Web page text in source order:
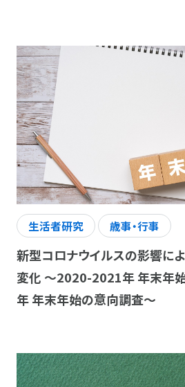
生活者研究 歳事・行事
新型コロナウイルスの影響に
変化 ～2020-2021年 年末年
年 年末年始の意向調査～